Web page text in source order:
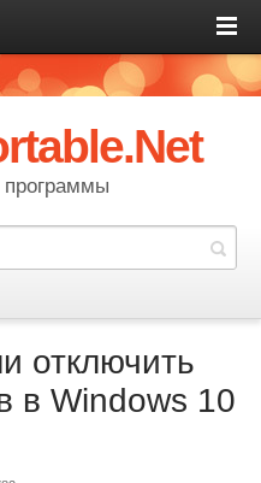
отключить
в Windows 10